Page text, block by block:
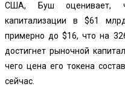
США, Буш оценивает,
капитализации в $61
примерно до $16, что на
достигнет рыночной
чего цена его токена
сейчас.